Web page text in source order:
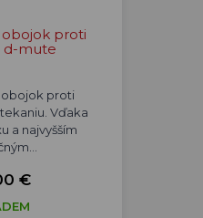
proti
d-mute
proti
Vďaka
a najvyšším
€